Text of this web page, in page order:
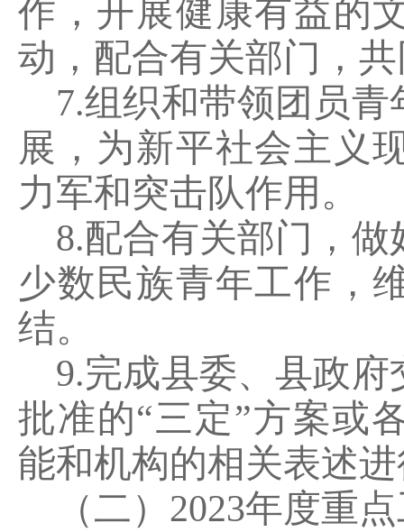
作，开展健康有益的
动，配合有关部门，
7.组织和带领团员
展，为新平社会主义
力军和突击队作用。
8.配合有关部门，
少数民族青年工作，
结。
9.完成县委、县政
批准的“三定”方案或
能和机构的相关表述
（二） 2023年度重